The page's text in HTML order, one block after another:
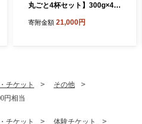
丸ごと4杯セット】300g×4杯
寒シマメ
寄附金額 21,000円
チケット
その他
円相当
チケット
体験チケット